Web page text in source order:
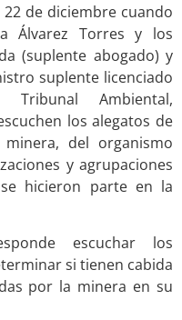
de diciembre cuando
Álvarez Torres y los
(suplente abogado) y
suplente licenciado
Ambiental,
los alegatos de
del organismo
y agrupaciones
hicieron parte en la
escuchar los
si tienen cabida
por la minera en su